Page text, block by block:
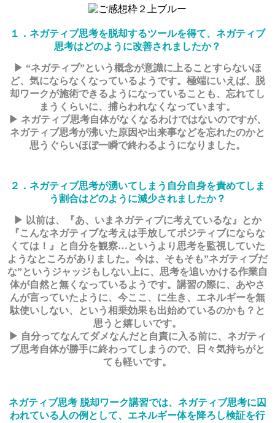
１．ネガティブ思考を脱却するツールを得て、ネガティブ
思考はどのように改善されましたか？
▶ “ネガティブ”という概念が意識に上ることすらないほ
ど、気にならなくなっているようです。極端にいえば、脱
却ワークが施術できるようになっていることも、忘れてし
まうくらいに、捕らわれなくなっています。
▶ ネガティブ思考自体がなくなるわけではないのですが、
ネガティブ思考が沸いた原因や出来事などを忘れたのかと
思うぐらいほぼ一瞬で終わるようになりました。
２．ネガティブ思考が湧いてしまう自分自身を責めてしま
う割合はどのように減少されましたか？
▶ 以前は、『あ、いまネガティブに考えているな』とか
『こんなネガティブな考えは手放してポジティブにならな
くては！』と自分を観察…というより思考を監視していた
ようなところがありました。今は、そもそも”ネガティブだ
な”というジャッジもしない上に、思考を追いかける作業自
体が自然と無くなっているようです。講習の際に、あやさ
んが言っていたように、今ここ、に生き、エネルギーを無
駄使いしない、という相乗効果も出始めているのかも？と
思うと嬉しいです。
▶ 自分ってなんてダメなんだと自責に入る前に、ネガティ
ブ思考自体が勝手に終わってしまうので、日々気持ちがと
ても軽いです。
ネガティブ思考 脱却ワーク講習では、ネガティブ思考に囚
われている人の例として、エネルギー体を降ろし検証を行